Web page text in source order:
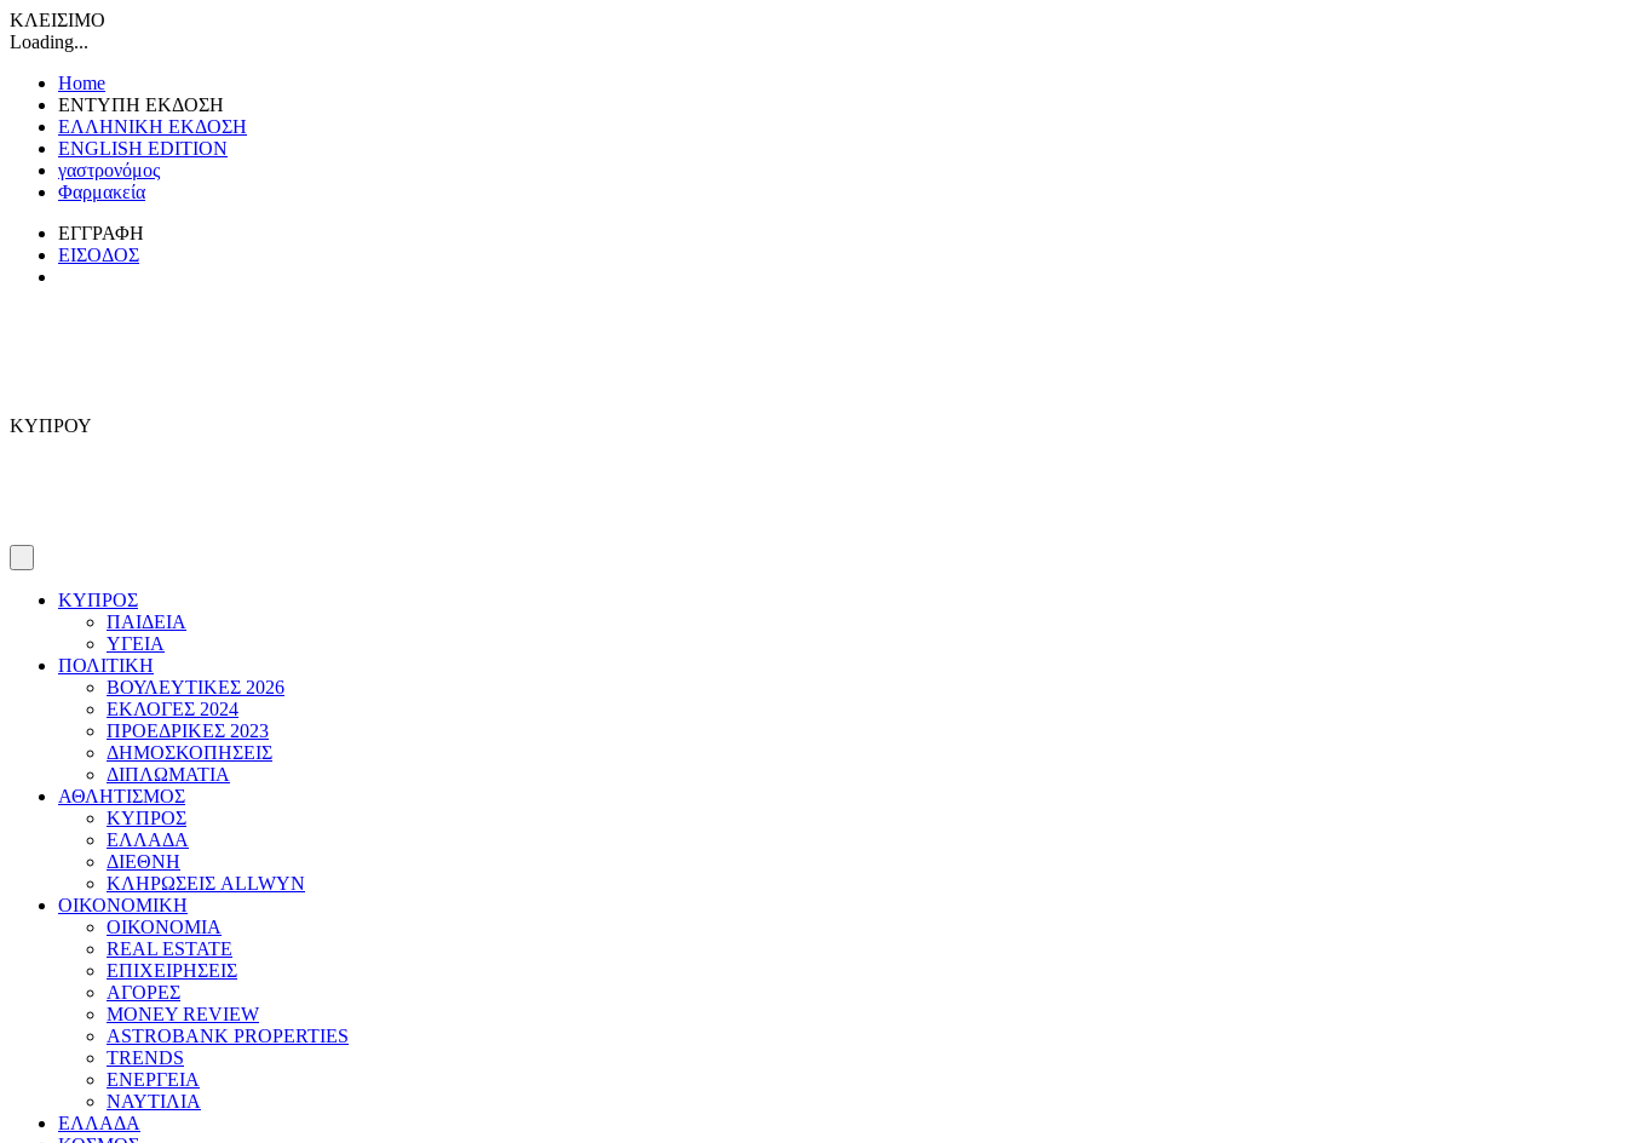
ΚΛΕΙΣΙΜΟ
Loading...
Home
ΕΝΤΥΠΗ ΕΚΔΟΣΗ
ΕΛΛΗΝΙΚΗ ΕΚΔΟΣΗ
ENGLISH EDITION
γαστρονόμος
Φαρμακεία
ΕΓΓΡΑΦΗ
ΕΙΣΟΔΟΣ
ΚΥΠΡΟΥ
ΚΥΠΡΟΣ
ΠΑΙΔΕΙΑ
ΥΓΕΙΑ
ΠΟΛΙΤΙΚΗ
ΒΟΥΛΕΥΤΙΚΕΣ 2026
ΕΚΛΟΓΕΣ 2024
ΠΡΟΕΔΡΙΚΕΣ 2023
ΔΗΜΟΣΚΟΠΗΣΕΙΣ
ΔΙΠΛΩΜΑΤΙΑ
ΑΘΛΗΤΙΣΜΟΣ
ΚΥΠΡΟΣ
ΕΛΛΑΔΑ
ΔΙΕΘΝΗ
ΚΛΗΡΩΣΕΙΣ ALLWYN
ΟΙΚΟΝΟΜΙΚΗ
ΟΙΚΟΝΟΜΙΑ
REAL ESTATE
ΕΠΙΧΕΙΡΗΣΕΙΣ
ΑΓΟΡΕΣ
MONEY REVIEW
ASTROBANK PROPERTIES
TRENDS
ΕΝΕΡΓΕΙΑ
ΝΑΥΤΙΛΙΑ
ΕΛΛΑΔΑ